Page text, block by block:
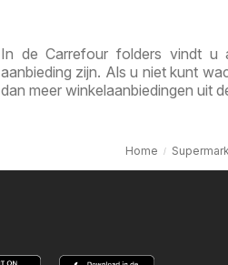
In de Carrefour folders vindt
aanbieding zijn. Als u niet kunt
dan meer winkelaanbiedingen uit
Home